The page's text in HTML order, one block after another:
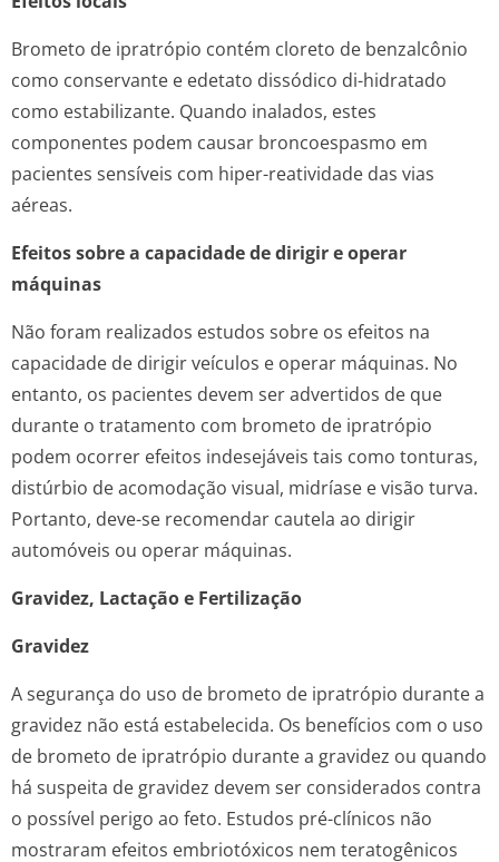
Brometo de ipratrópio contém cloreto de benzalcônio
como conservante e edetato dissódico di-hidratado
como estabilizante. Quando inalados, estes
componentes podem causar broncoespasmo em
pacientes sensíveis com hiper-reatividade das vias
aéreas.
Efeitos sobre a capacidade de dirigir e operar
máquinas
Não foram realizados estudos sobre os efeitos na
capacidade de dirigir veículos e operar máquinas. No
entanto, os pacientes devem ser advertidos de que
durante o tratamento com brometo de ipratrópio
podem ocorrer efeitos indesejáveis tais como tonturas,
distúrbio de acomodação visual, midríase e visão turva.
Portanto, deve-se recomendar cautela ao dirigir
automóveis ou operar máquinas.
Gravidez, Lactação e Fertilização
Gravidez
A segurança do uso de brometo de ipratrópio durante a
gravidez não está estabelecida. Os benefícios com o uso
de brometo de ipratrópio durante a gravidez ou quando
há suspeita de gravidez devem ser considerados contra
o possível perigo ao feto. Estudos pré-clínicos não
mostraram efeitos embriotóxicos nem teratogênicos